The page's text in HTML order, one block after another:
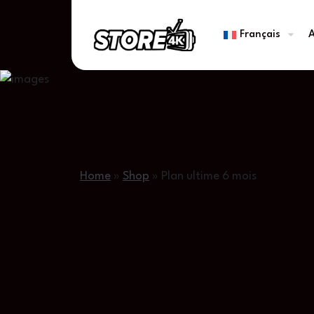
Français
Home » Shop » Plan ultime 6 mois